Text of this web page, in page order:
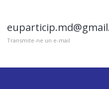
Transmite-ne un e-mail